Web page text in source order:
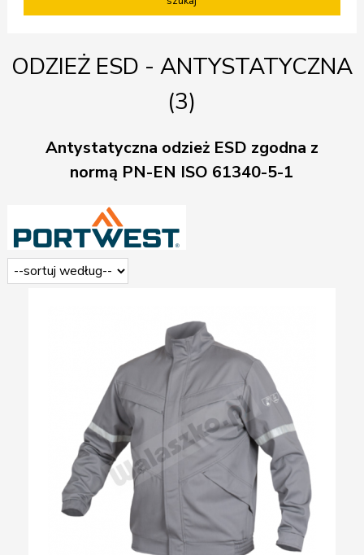
ODZIEŻ ESD - ANTYSTATYCZNA
(3)
Antystatyczna odzież ESD zgodna z
normą PN-EN ISO 61340-5-1